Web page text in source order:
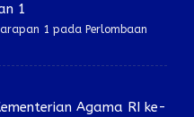
1
1 pada Perlombaan
Agama RI ke-